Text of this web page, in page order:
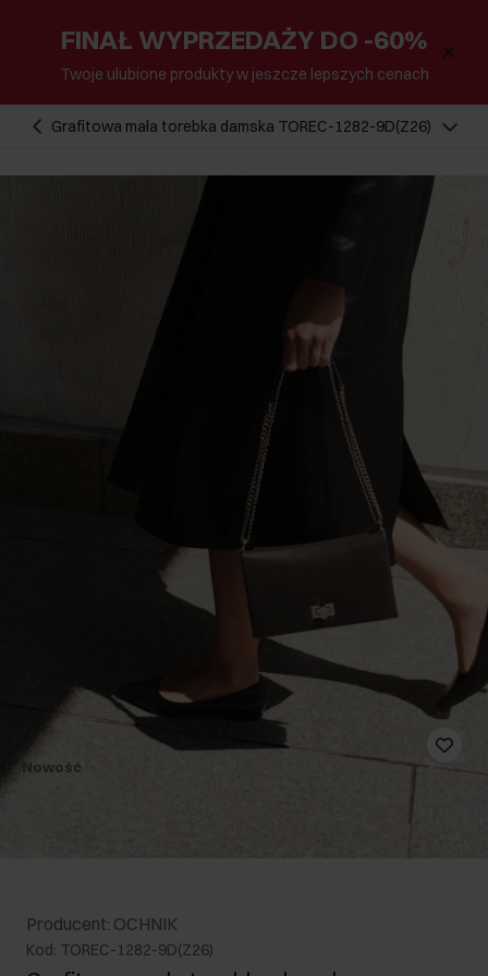
FINAŁ WYPRZEDAŻY DO -60%
Twoje ulubione produkty w jeszcze lepszych cenach
Grafitowa mała torebka damska TOREC-1282-9D(Z26)
Nowość
Producent: OCHNIK
Kod: TOREC-1282-9D(Z26)